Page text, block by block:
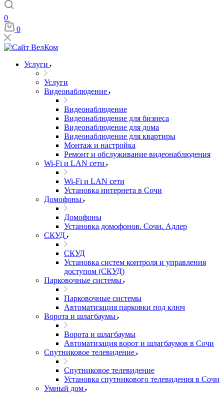
0
0
Услуги
Услуги
Видеонаблюдение
Видеонаблюдение
Видеонаблюдение для бизнеса
Видеонаблюдение для дома
Видеонаблюдение для квартиры
Монтаж и настройка
Ремонт и обслуживание видеонаблюдения
Wi-Fi и LAN сети
Wi-Fi и LAN сети
Установка интернета в Сочи
Домофоны
Домофоны
Установка домофонов. Сочи. Адлер
СКУД
СКУД
Установка систем контроля и управления
доступом (СКУД)
Парковочные системы
Парковочные системы
Автоматизация парковки под ключ
Ворота и шлагбаумы
Ворота и шлагбаумы
Автоматизация ворот и шлагбаумов в Сочи
Спутниковое телевидение
Спутниковое телевидение
Установка спутникового телевидения в Сочи
Умный дом